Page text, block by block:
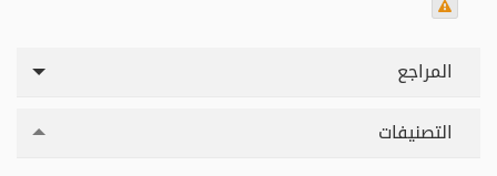
المراجع
التصنيفات